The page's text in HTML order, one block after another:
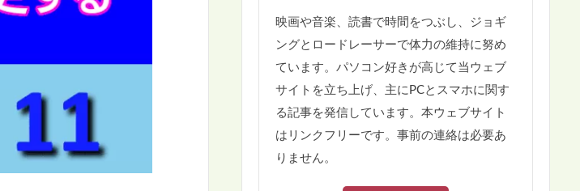
映画や音楽、読書で時間をつぶし、ジョギ
ングとロードレーサーで体力の維持に努め
ています。パソコン好きが高じて当ウェブ
サイトを立ち上げ、主にPCとスマホに関す
る記事を発信しています。本ウェブサイト
はリンクフリーです。事前の連絡は必要あ
りません。